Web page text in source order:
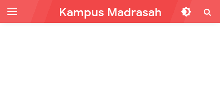
Kampus Madrasah